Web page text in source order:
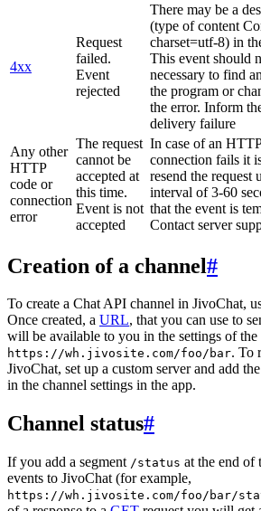
4xx
Request
failed.
Event
rejected
There may be a
(type of content
charset=utf-8) in
This event should
necessary to find
the program or
the error. Inform
delivery failure
Any other
HTTP
code or
connection
error
The request
cannot be
accepted at
this time.
Event is not
accepted
In case of an
connection fails it
resend the request
interval of 3-60
that the event is
Contact server
Creation of a channel#
To create a Chat API channel in JivoChat,
Once created, a URL, that you can use to
will be available to you in the settings of
https://wh.jivosite.com/foo/bar. To
JivoChat, set up a custom server and add
in the channel settings in the app.
Channel status#
If you add a segment /status at the end of
events to JivoChat (for example,
https://wh.jivosite.com/foo/bar/